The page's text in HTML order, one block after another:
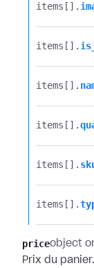
items[].​
items[].​
items[].​
items[].​
items[].​
items[].​
priceobject or
Prix du panier.